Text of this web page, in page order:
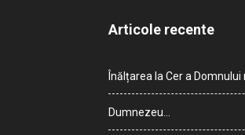
Articole recente
Înălțarea la Cer a
Dumnezeu…